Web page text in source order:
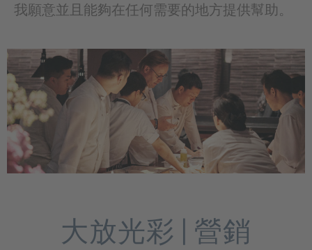
我願意並且能夠在任何需要的地方提供幫助。
大放光彩 | 營銷